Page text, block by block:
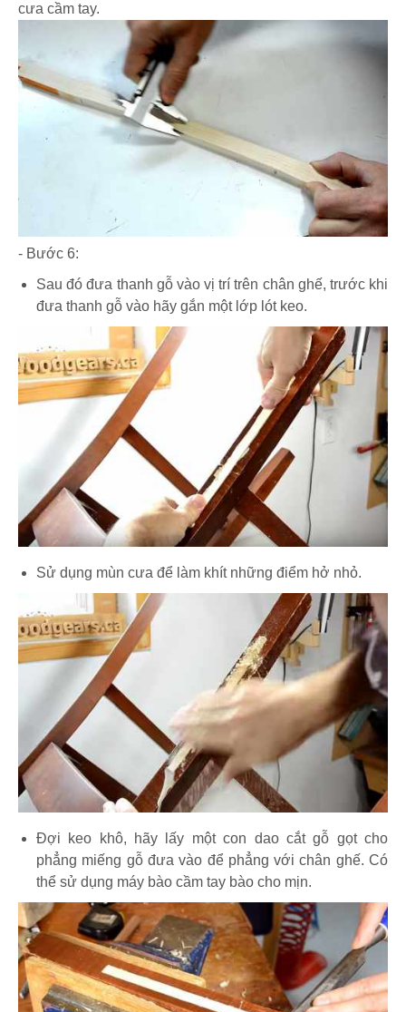
cưa cầm tay.
- Bước 6:
Sau đó đưa thanh gỗ vào vị trí trên chân ghế, trước khi
đưa thanh gỗ vào hãy gắn một lớp lót keo.
Sử dụng mùn cưa để làm khít những điểm hở nhỏ.
Đợi keo khô, hãy lấy một con dao cắt gỗ gọt cho
phẳng miếng gỗ đưa vào để phẳng với chân ghế. Có
thể sử dụng máy bào cầm tay bào cho mịn.